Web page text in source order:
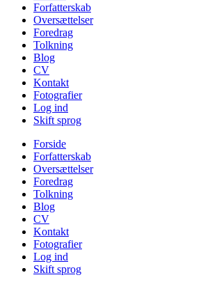
Forfatterskab
Oversættelser
Foredrag
Tolkning
Blog
CV
Kontakt
Fotografier
Log ind
Skift sprog
Forside
Forfatterskab
Oversættelser
Foredrag
Tolkning
Blog
CV
Kontakt
Fotografier
Log ind
Skift sprog